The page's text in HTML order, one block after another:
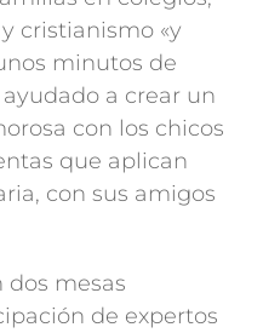
cristianismo «y
minutos de
a crear un
con los chicos
que aplican
con sus amigos
dos mesas
de expertos